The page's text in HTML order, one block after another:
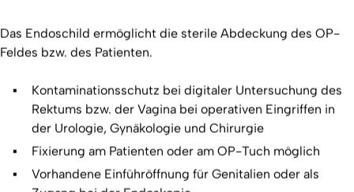
Das Endoschild ermöglicht die sterile Abdeckung des OP-
Feldes bzw. des Patienten.
Kontaminationsschutz bei digitaler Untersuchung des
Rektums bzw. der Vagina bei operativen Eingriffen in
der Urologie, Gynäkologie und Chirurgie
Fixierung am Patienten oder am OP-Tuch möglich
Vorhandene Einführöffnung für Genitalien oder als